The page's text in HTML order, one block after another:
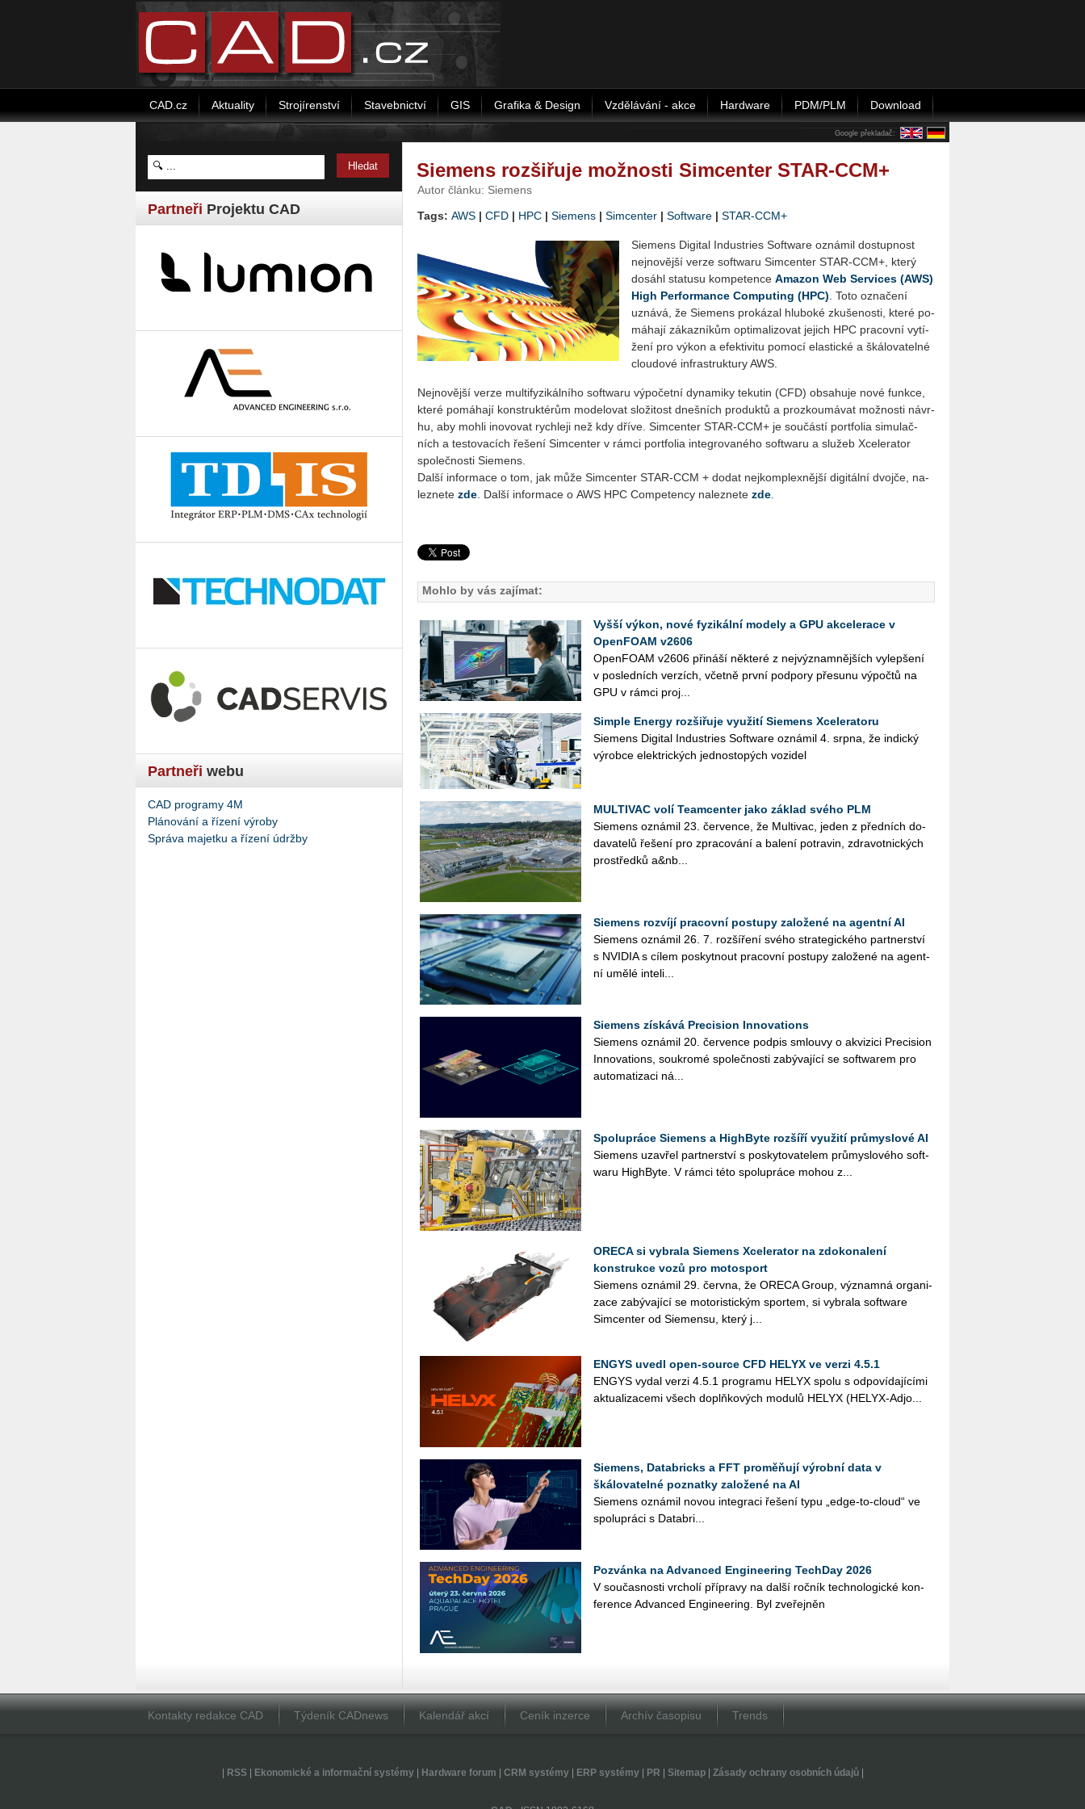
CAD.cz Aktuality Strojírenství Stavebnictví GIS Grafika & Design Vzdělávání - akce Hardware PDM/PLM Download
Google překladač:
Partneři Projektu CAD
Partneři webu
CAD programy 4M
Plánování a řízení výroby
Správa majetku a řízení údržby
Siemens rozšiřuje možnosti Simcenter STAR-CCM+
Autor článku: Siemens
Tags: AWS | CFD | HPC | Siemens | Sim­cen­ter | Soft­wa­re | STAR-CCM+
Si­e­mens Di­gi­tal In­dustries Soft­ware ozná­mil do­stup­nost
nej­no­věj­ší verze soft­wa­ru Sim­cen­ter STAR-CCM+, který
do­sá­hl sta­tu­su kom­pe­ten­ce Ama­zon Web Ser­vi­ces (AWS)
High Per­for­man­ce Com­pu­ting (HPC) . Toto ozna­če­ní
uzná­vá, že Si­e­mens pro­ká­zal hlu­bo­ké zku­še­nos­ti, které po­
má­ha­jí zá­kaz­ní­kům op­ti­ma­li­zo­vat je­jich HPC pra­cov­ní vy­tí­
že­ní pro výkon a efek­ti­vi­tu po­mo­cí elas­tic­ké a šká­lo­va­tel­né
clou­do­vé in­fra­struk­tu­ry AWS.
Nej­no­věj­ší verze mul­ti­fy­zi­kál­ní­ho soft­wa­ru vý­po­čet­ní dy­na­mi­ky te­ku­tin (CFD) ob­sa­hu­je nové funk­ce,
které po­má­ha­jí kon­struk­té­rům mo­de­lo­vat slo­ži­tost dneš­ních pro­duk­tů a pro­zkou­má­vat mož­nos­ti ná­vr­
hu, aby mohli ino­vo­vat rych­le­ji než kdy dříve. Sim­cen­ter STAR-CCM+ je sou­čás­tí port­fo­lia si­mu­lač­
ních a tes­to­va­cích ře­še­ní Sim­cen­ter v rámci port­fo­lia in­te­gro­va­né­ho soft­wa­ru a slu­žeb Xce­le­ra­tor
spo­leč­nos­ti Si­e­mens.
Další in­for­ma­ce o tom, jak může Sim­cen­ter STAR-CCM + dodat nej­kom­plex­něj­ší di­gi­tál­ní dvoj­če, na­
lez­ne­te zde . Další in­for­ma­ce o AWS HPC Com­pe­ten­cy na­lez­ne­te zde
Mohlo by vás zajímat:
Vyšší výkon, nové fyzikální modely a GPU akcelerace v
OpenFOAM v2606
Open­FO­AM v2606 při­ná­ší ně­kte­ré z nej­vý­znam­něj­ších vy­lep­še­ní
v po­sled­ních ver­zích, včet­ně první pod­po­ry pře­su­nu vý­po­čtů na
GPU v rámci pro­j...
Simple Energy rozšiřuje využití Siemens Xceleratoru
Sie­mens Di­gi­tal In­du­st­ries Soft­ware ozná­mil 4. srpna, že in­dic­ký
vý­rob­ce elek­tric­kých jed­nos­to­pých vo­zi­del
MULTIVAC volí Teamcenter jako základ svého PLM
Sie­mens ozná­mil 23. čer­ven­ce, že Mul­ti­vac, jeden z před­ních do­
da­va­te­lů ře­še­ní pro zpra­co­vá­ní a ba­le­ní po­tra­vin, zdra­vot­nic­kých
pro­střed­ků a&nb...
Siemens rozvíjí pracovní postupy založené na agentní AI
Sie­mens ozná­mil 26. 7. roz­ší­ře­ní svého stra­te­gic­ké­ho part­ner­ství
s NVI­DIA s cílem po­skyt­nout pra­cov­ní po­stu­py za­lo­že­né na agent­
ní umělé in­te­li­...
Siemens získává Precision Innovations
Sie­mens ozná­mil 20. čer­ven­ce pod­pis smlou­vy o akvi­zi­ci Pre­ci­si­on
In­no­vati­ons, sou­kro­mé spo­leč­nos­ti za­bý­va­jí­cí se soft­warem pro
au­to­ma­ti­za­ci ná­...
Spolupráce Siemens a HighByte rozšíří využití průmyslové AI
Sie­mens uza­vřel part­ner­ství s po­sky­to­va­te­lem prů­mys­lo­vé­ho soft­
wa­ru HighBy­te. V rámci této spo­lu­prá­ce mohou z...
ORECA si vybrala Siemens Xcelerator na zdokonalení
konstrukce vozů pro motosport
Sie­mens ozná­mil 29. červ­na, že ORE­CA Group, vý­znam­ná or­ga­ni­
za­ce za­bý­va­jí­cí se mo­to­ris­tic­kým spor­tem, si vy­bra­la soft­ware
Sim­cen­ter od Sie­men­su, který j...
ENGYS uvedl open-source CFD HELYX ve verzi 4.5.1
ENGYS vydal verzi 4.5.1 pro­gra­mu HELYX spolu s od­po­ví­da­jí­cí­mi
ak­tu­a­li­za­ce­mi všech doplňko­vých mo­du­lů HELYX (HELYX-Ad­jo...
Siemens, Databricks a FFT proměňují výrobní data v
škálovatelné poznatky založené na AI
Sie­mens ozná­mil novou in­te­gra­ci ře­še­ní typu „edge-to-cloud“ ve
spo­lu­prá­ci s Da­ta­b­ri...
Pozvánka na Advanced Engineering TechDay 2026
V sou­čas­nos­ti vr­cho­lí pří­pra­vy na další roč­ník tech­no­lo­gic­ké kon­
fe­ren­ce Advan­ced En­gi­nee­ring. Byl zve­řej­něn
Kontakty redakce CAD Týdeník CADnews Kalendář akcí Ceník inzerce Archív časopisu Trends
RSS| Ekonomické a informační systémy| Hardware forum CRM systémy| ERP systémy| PR Sitemap| Zásady ochrany osobních údajů|